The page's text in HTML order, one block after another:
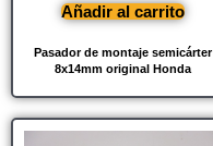
Pasador de montaje semicárter
8x14mm original Honda
Añadir al carrito